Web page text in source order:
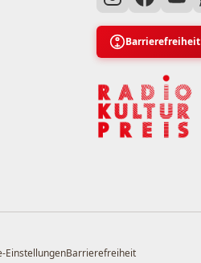
Barrierefreiheit
EinstellungenBarrierefreiheit